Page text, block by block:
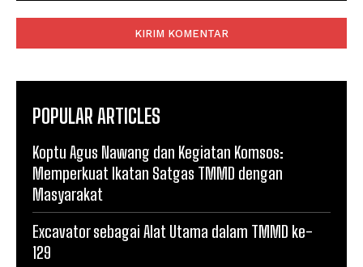
POPULAR ARTICLES
Koptu Agus Nawang dan Kegiatan Komsos:
Memperkuat Ikatan Satgas TMMD dengan
Masyarakat
Excavator sebagai Alat Utama dalam TMMD ke-
129